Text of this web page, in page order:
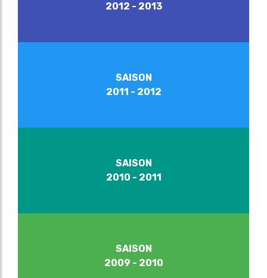
2012 - 2013
SAISON
2011 - 2012
SAISON
2010 - 2011
SAISON
2009 - 2010